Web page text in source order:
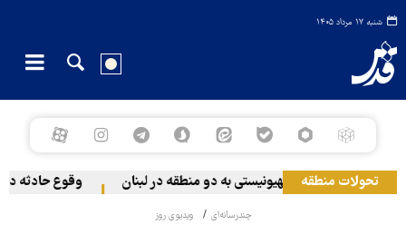
شنبه ۱۷ مرداد ۱۴۰۵
تحولات منطقه
حمله رژیم صهیونیستی به دو منطقه در لبنان وقوع حادثه
چندرسانه‌ای ویدیوی روز